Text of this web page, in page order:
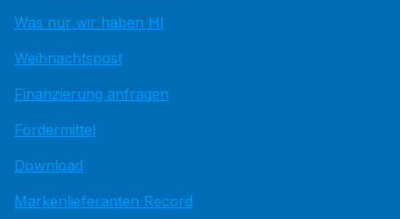
Was nur wir haben HI
Weihnachtspost
Finanzierung anfragen
Fördermittel
Download
Markenlieferanten Record